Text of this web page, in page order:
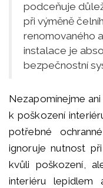
podceňuje
při výměně
renomovaného
instalace je
bezpečnostní
Nezapomínejme
k poškození
potřebné
ignoruje nutnost
kvůli poškození,
interiéru lepidlem